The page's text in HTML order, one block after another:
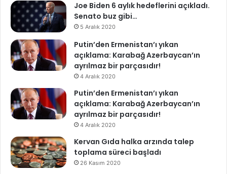
Joe Biden 6 aylık hedeflerini açıkladı.
Senato buz gibi…
5 Aralık 2020
Putin’den Ermenistan’ı yıkan
açıklama: Karabağ Azerbaycan’ın
ayrılmaz bir parçasıdır!
4 Aralık 2020
Putin’den Ermenistan’ı yıkan
açıklama: Karabağ Azerbaycan’ın
ayrılmaz bir parçasıdır!
4 Aralık 2020
Kervan Gıda halka arzında talep
toplama süreci başladı
26 Kasım 2020